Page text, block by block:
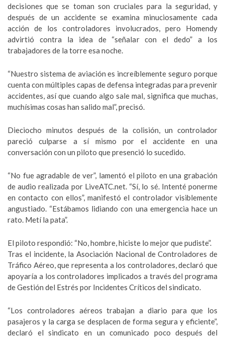
decisiones que se toman son cruciales para la seguridad, y
después de un accidente se examina minuciosamente cada
acción de los controladores involucrados, pero Homendy
advirtió contra la idea de “señalar con el dedo” a los
trabajadores de la torre esa noche.
“Nuestro sistema de aviación es increíblemente seguro porque
cuenta con múltiples capas de defensa integradas para prevenir
accidentes, así que cuando algo sale mal, significa que muchas,
muchísimas cosas han salido mal”, precisó.
Dieciocho minutos después de la colisión, un controlador
pareció culparse a sí mismo por el accidente en una
conversación con un piloto que presenció lo sucedido.
“No fue agradable de ver”, lamentó el piloto en una grabación
de audio realizada por LiveATC.net. “Sí, lo sé. Intenté ponerme
en contacto con ellos”, manifestó el controlador visiblemente
angustiado. “Estábamos lidiando con una emergencia hace un
rato. Metí la pata”.
El piloto respondió: “No, hombre, hiciste lo mejor que pudiste”.
Tras el incidente, la Asociación Nacional de Controladores de
Tráfico Aéreo, que representa a los controladores, declaró que
apoyaría a los controladores implicados a través del programa
de Gestión del Estrés por Incidentes Críticos del sindicato.
“Los controladores aéreos trabajan a diario para que los
pasajeros y la carga se desplacen de forma segura y eficiente”,
declaró el sindicato en un comunicado poco después del